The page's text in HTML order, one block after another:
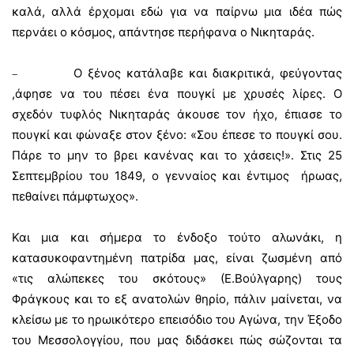
καλά, αλλά έρχομαι εδώ για να παίρνω μια ιδέα πώς
περνάει ο κόσμος, απάντησε περήφανα ο Νικηταράς.
– Ο ξένος κατάλαβε και διακριτικά, φεύγοντας
,άφησε να του πέσει ένα πουγκί με χρυσές λίρες. Ο
σχεδόν τυφλός Νικηταράς άκουσε τον ήχο, έπιασε το
πουγκί και φώναξε στον ξένο: «Σου έπεσε το πουγκί σου.
Πάρε το μην το βρει κανένας και το χάσεις!». Στις 25
Σεπτεμβρίου του 1849, ο γενναίος και έντιμος ήρωας,
πεθαίνει πάμφτωχος».
Και μια και σήμερα το ένδοξο τούτο αλωνάκι, η
κατασυκοφαντημένη πατρίδα μας, είναι ζωσμένη από
«τις αλώπεκες του σκότους» (Ε.Βούλγαρης) τους
Φράγκους και το εξ ανατολών θηρίο, πάλιν μαίνεται, να
κλείσω με το ηρωικότερο επεισόδιο του Αγώνα, την Έξοδο
του Μεσσολογγίου, που μας διδάσκει πώς σώζονται τα